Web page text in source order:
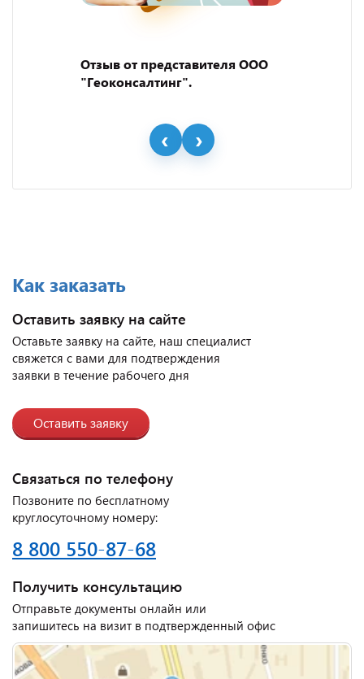
Отзыв от представителя ООО
"Геоконсалтинг".
Как заказать
Оставить заявку на сайте
Оставьте заявку на сайте, наш специалист
свяжется с вами для подтверждения
заявки в течение рабочего дня
Оставить заявку
Связаться по телефону
Позвоните по бесплатному
круглосуточному номеру:
8 800 550-87-68
Получить консультацию
Отправьте документы онлайн или
запишитесь на визит в подтвержденный офис